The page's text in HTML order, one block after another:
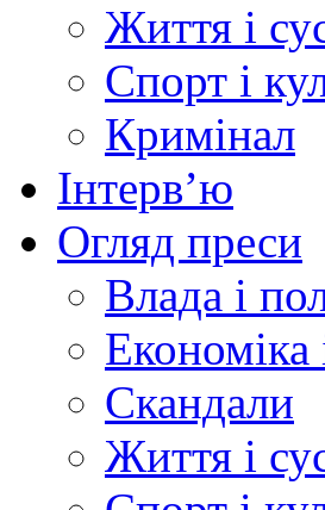
Життя і
Спорт і
Кримінал
Інтерв’ю
Огляд преси
Влада і
Економіка
Скандали
Життя і